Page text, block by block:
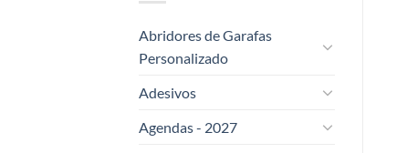
Abridores de Garafas
Personalizado
Adesivos
Agendas - 2027